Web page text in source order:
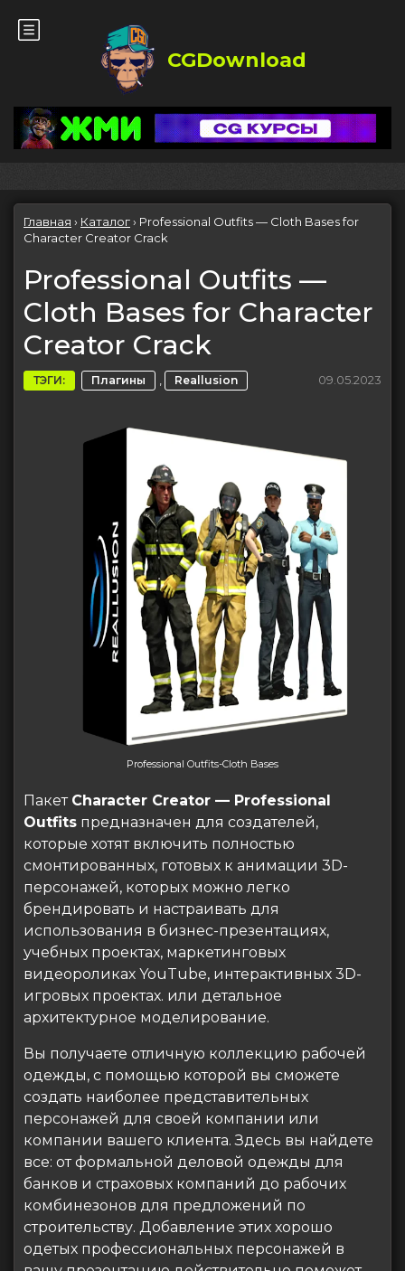
CGDownload
Главная › Каталог› Professional Outfits — Cloth Bases for
Character Creator Crack
Professional Outfits —
Cloth Bases for Character
Creator Crack
ТЭГИ: Плагины , Reallusion 09.05.2023
Professional Outfits-Cloth Bases
Пакет Character Creator — Professional
Outfits предназначен для создателей,
которые хотят включить полностью
смонтированных, готовых к анимации 3D-
персонажей, которых можно легко
брендировать и настраивать для
использования в бизнес-презентациях,
учебных проектах, маркетинговых
видеороликах YouTube, интерактивных 3D-
игровых проектах. или детальное
архитектурное моделирование.
Вы получаете отличную коллекцию рабочей
одежды, с помощью которой вы сможете
создать наиболее представительных
персонажей для своей компании или
компании вашего клиента. Здесь вы найдете
все: от формальной деловой одежды для
банков и страховых компаний до рабочих
комбинезонов для предложений по
строительству. Добавление этих хорошо
одетых профессиональных персонажей в